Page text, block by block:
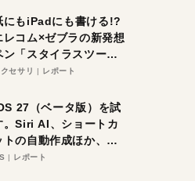
にもiPadにも書ける!?
レコム×ゼブラの新発想
ン「スタイラスツーウ
イ」レビュー。持ち替
セサリ レポート
27（ベータ版）を試
。Siri AI、ショートカ
トの自動作成ほか、期
大の便利機能5選。
レポート